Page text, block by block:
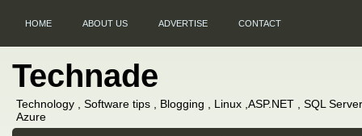
HOME ABOUT US ADVERTISE CONTACT
Technade
Technology , Software tips , Blogging , Linux ,ASP.NET , SQL
Azure